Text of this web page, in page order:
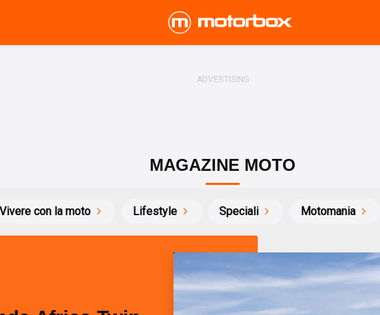
MAGAZINE MOTO
Vivere con la moto Lifestyle Speciali Motomania